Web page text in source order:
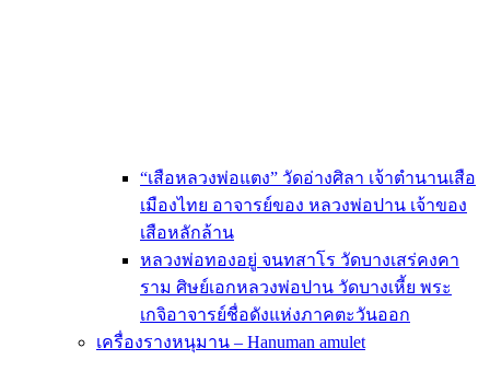
“เสือหลวงพ่อแตง” วัดอ่างศิลา เจ้าตำนานเสือ
เมืองไทย อาจารย์ของ หลวงพ่อปาน เจ้าของ
เสือหลักล้าน
หลวงพ่อทองอยู่ จนทสาโร วัดบางเสร่คงคา
ราม ศิษย์เอกหลวงพ่อปาน วัดบางเหี้ย พระ
เกจิอาจารย์ชื่อดังแห่งภาคตะวันออก
เครื่องรางหนุมาน – Hanuman amulet